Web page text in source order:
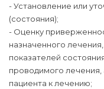
- Установление или
(состояния);
- Оценку
назначенного
показателей
проводимого
пациента к лечению;